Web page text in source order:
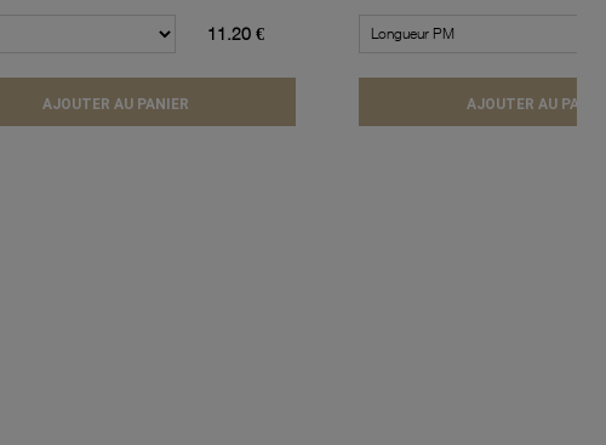
11.20 €
AJOUTER AU PANIER AJOUTER AU